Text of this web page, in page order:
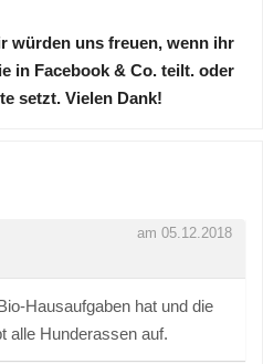
würden uns freuen, wenn ihr
in Facebook & Co. teilt. oder
setzt. Vielen Dank!
am 05.12.2018
Hausaufgaben hat und die
alle Hunderassen auf.